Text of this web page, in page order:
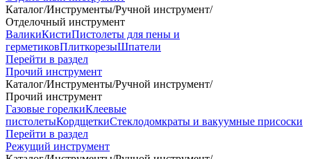
Каталог/Инструменты/Ручной инструмент/
Отделочный инструмент
ВаликиКистиПистолеты для пены и
герметиковПлиткорезыШпатели
Перейти в раздел
Прочий инструмент
Каталог/Инструменты/Ручной инструмент/
Прочий инструмент
Газовые горелкиКлеевые
пистолетыКордщеткиСтеклодомкраты и вакуумные присоски
Перейти в раздел
Режущий инструмент